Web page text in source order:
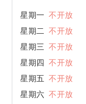
星期一 不开放
星期二
不开放
星期三 不开放
星期四
不开放
星期五 不开放
星期六 不开放